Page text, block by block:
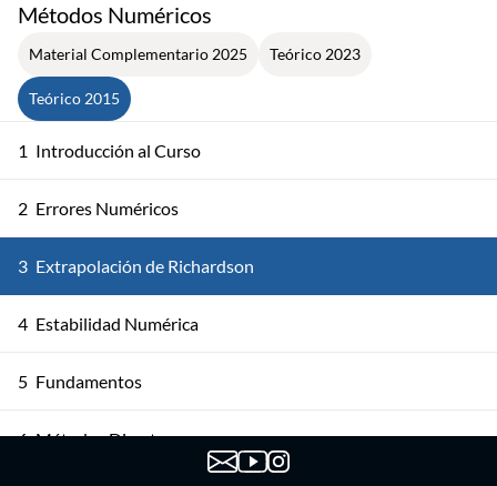
Métodos Numéricos
Material Complementario 2025 Teórico 2023
Teórico 2015
1 Introducción al Curso
2 Errores Numéricos
3 Extrapolación de Richardson
4 Estabilidad Numérica
5 Fundamentos
6 Métodos Directos